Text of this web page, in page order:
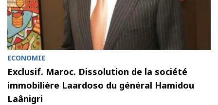
ECONOMIE
Exclusif. Maroc. Dissolution de la société
immobilière Laardoso du général Hamidou
Laânigri